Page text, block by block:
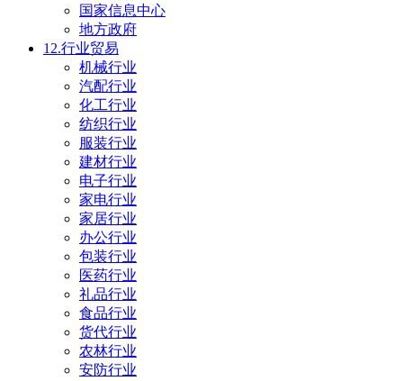
国家信息中心
地方政府
12.行业贸易
机械行业
汽配行业
化工行业
纺织行业
服装行业
建材行业
电子行业
家电行业
家居行业
办公行业
包装行业
医药行业
礼品行业
食品行业
货代行业
农林行业
安防行业